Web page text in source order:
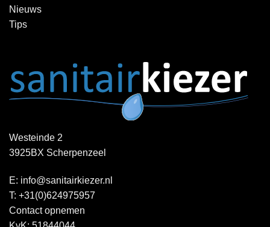
Nieuws
Tips
Westeinde 2
3925BX Scherpenzeel
E: info@sanitairkiezer.nl
T: +31(0)624975957
Contact opnemen